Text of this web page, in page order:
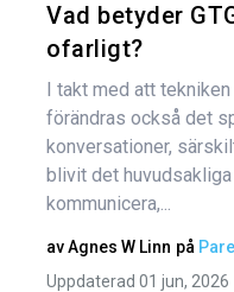
Vad betyder
ofarligt?
I takt med att
förändras också det
konversationer,
blivit det
kommunicera,...
avAgnes W Linn på
Uppdaterad 01 jun, 2026